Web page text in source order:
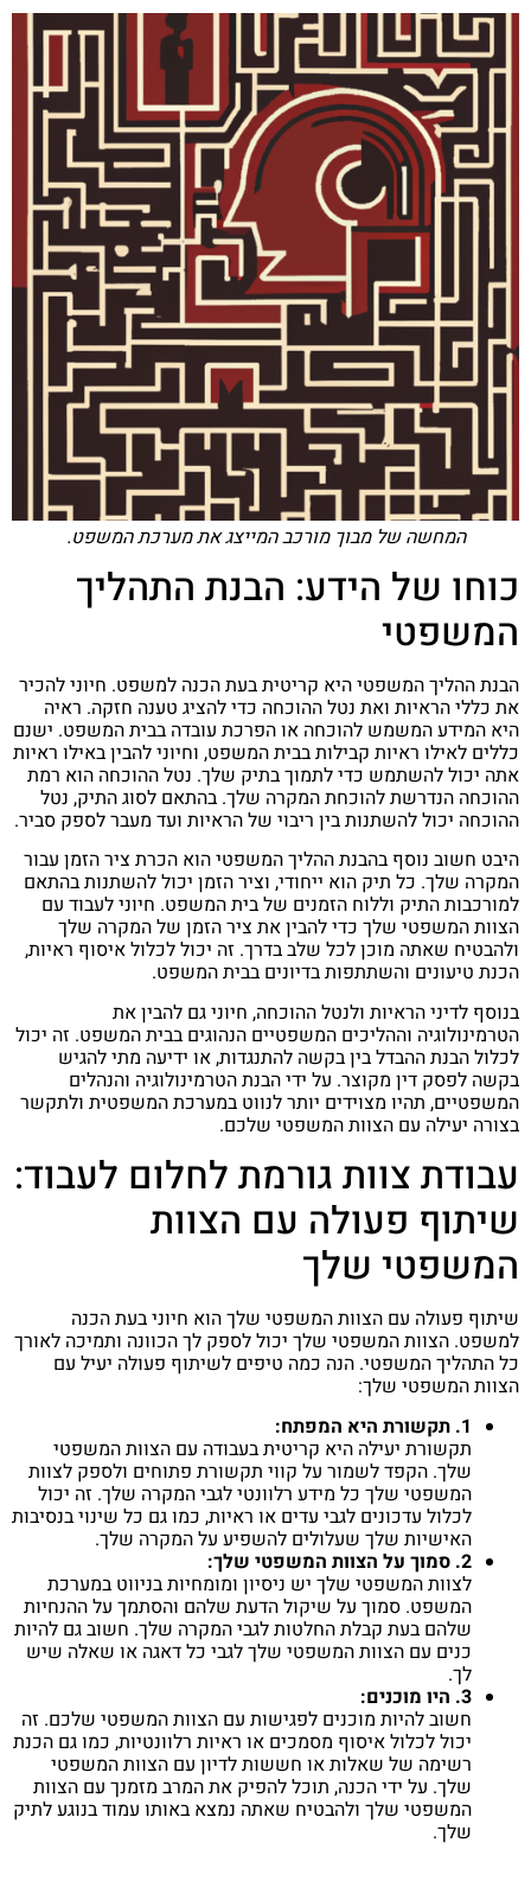
המחשה של מבוך מורכב המייצג את מערכת המשפט.
כוחו של הידע: הבנת התהליך
המשפטי
הבנת ההליך המשפטי היא קריטית בעת הכנה למשפט. חיוני להכיר
את כללי הראיות ואת נטל ההוכחה כדי להציג טענה חזקה. ראיה
היא המידע המשמש להוכחה או הפרכת עובדה בבית המשפט. ישנם
כללים לאילו ראיות קבילות בבית המשפט, וחיוני להבין באילו ראיות
אתה יכול להשתמש כדי לתמוך בתיק שלך. נטל ההוכחה הוא רמת
ההוכחה הנדרשת להוכחת המקרה שלך. בהתאם לסוג התיק, נטל
ההוכחה יכול להשתנות בין ריבוי של הראיות ועד מעבר לספק סביר.
היבט חשוב נוסף בהבנת ההליך המשפטי הוא הכרת ציר הזמן עבור
המקרה שלך. כל תיק הוא ייחודי, וציר הזמן יכול להשתנות בהתאם
למורכבות התיק וללוח הזמנים של בית המשפט. חיוני לעבוד עם
הצוות המשפטי שלך כדי להבין את ציר הזמן של המקרה שלך
ולהבטיח שאתה מוכן לכל שלב בדרך. זה יכול לכלול איסוף ראיות,
הכנת טיעונים והשתתפות בדיונים בבית המשפט.
בנוסף לדיני הראיות ולנטל ההוכחה, חיוני גם להבין את
הטרמינולוגיה וההליכים המשפטיים הנהוגים בבית המשפט. זה יכול
לכלול הבנת ההבדל בין בקשה להתנגדות, או ידיעה מתי להגיש
בקשה לפסק דין מקוצר. על ידי הבנת הטרמינולוגיה והנהלים
המשפטיים, תהיו מצוידים יותר לנווט במערכת המשפטית ולתקשר
בצורה יעילה עם הצוות המשפטי שלכם.
עבודת צוות גורמת לחלום לעבוד:
שיתוף פעולה עם הצוות
המשפטי שלך
שיתוף פעולה עם הצוות המשפטי שלך הוא חיוני בעת הכנה
למשפט. הצוות המשפטי שלך יכול לספק לך הכוונה ותמיכה לאורך
כל התהליך המשפטי. הנה כמה טיפים לשיתוף פעולה יעיל עם
הצוות המשפטי שלך:
1. תקשורת היא המפתח:
תקשורת יעילה היא קריטית בעבודה עם הצוות המשפטי
שלך. הקפד לשמור על קווי תקשורת פתוחים ולספק לצוות
המשפטי שלך כל מידע רלוונטי לגבי המקרה שלך. זה יכול
לכלול עדכונים לגבי עדים או ראיות, כמו גם כל שינוי בנסיבות
האישיות שלך שעלולים להשפיע על המקרה שלך.
2. סמוך על הצוות המשפטי שלך:
לצוות המשפטי שלך יש ניסיון ומומחיות בניווט במערכת
המשפט. סמוך על שיקול הדעת שלהם והסתמך על ההנחיות
שלהם בעת קבלת החלטות לגבי המקרה שלך. חשוב גם להיות
כנים עם הצוות המשפטי שלך לגבי כל דאגה או שאלה שיש
לך.
3. היו מוכנים:
חשוב להיות מוכנים לפגישות עם הצוות המשפטי שלכם. זה
יכול לכלול איסוף מסמכים או ראיות רלוונטיות, כמו גם הכנת
רשימה של שאלות או חששות לדיון עם הצוות המשפטי
שלך. על ידי הכנה, תוכל להפיק את המרב מזמנך עם הצוות
המשפטי שלך ולהבטיח שאתה נמצא באותו עמוד בנוגע לתיק
שלך.